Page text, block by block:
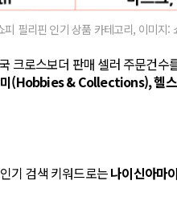
피 필리핀 인기 상품 카테고리, 이미지:
크로스보더 판매 셀러 주문건수
(Hobbies & Collections), 헬
기 검색 키워드로는나이신아마